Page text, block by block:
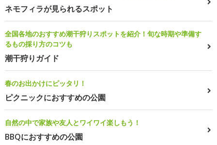
ネモフィラが見られるスポット
全国各地のおすすめ潮干狩りスポットを紹介！旬な時期や準備す
るもの採り方のコツも
潮干狩りガイド
春のお出かけにピッタリ！
ピクニックにおすすめの公園
自然の中で家族や友人とワイワイ楽しもう！
BBQにおすすめの公園